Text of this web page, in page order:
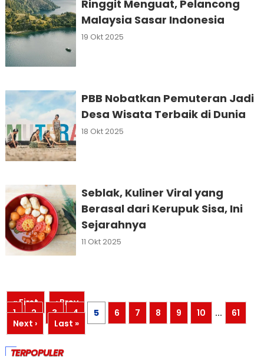
Ringgit Menguat, Pelancong
Malaysia Sasar Indonesia
19 Okt 2025
PBB Nobatkan Pemuteran Jadi
Desa Wisata Terbaik di Dunia
18 Okt 2025
Seblak, Kuliner Viral yang
Berasal dari Kerupuk Sisa, Ini
Sejarahnya
11 Okt 2025
« First
‹ Prev
1
2 3 4 5 6 7 8 9 10 ...
61
Next ›
Last »
TERPOPULER